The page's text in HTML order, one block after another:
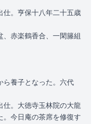
。亨保十八年二十五歳
赤楽鶴香合、一閑籐組
養子となった。六代
。大徳寺玉林院の大龍
。今日庵の茶席を修復す